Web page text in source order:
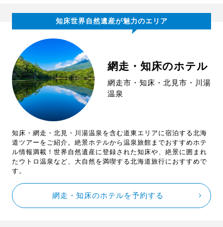
知床世界自然遺産が魅力のエリア
網走・知床のホテル
網走市・知床・北見市・川湯
温泉
知床・網走・北見・川湯温泉を含む道東エリアに宿泊する北海
道ツアーをご紹介。絶景ホテルから温泉旅館までおすすめホテ
ル情報満載！世界自然遺産に登録された知床や、絶景に囲まれ
たウトロ温泉など、大自然を満喫する北海道旅行におすすめで
す。
網走・知床のホテルを予約する